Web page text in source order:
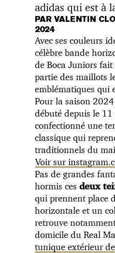
adidas qui est à
PAR VALENTIN
2024
Avec ses couleurs
célèbre bande
de Boca Juniors
partie des maillots
emblématiques qui
Pour la saison
débuté depuis le 11
confectionné une
classique qui
traditionnels du
Voir sur
Pas de grandes
hormis ces deux
qui prennent place
horizontale et un
retrouve
domicile du Real
tunique extérieur